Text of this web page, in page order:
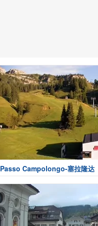
Passo Campolongo-塞拉隆达